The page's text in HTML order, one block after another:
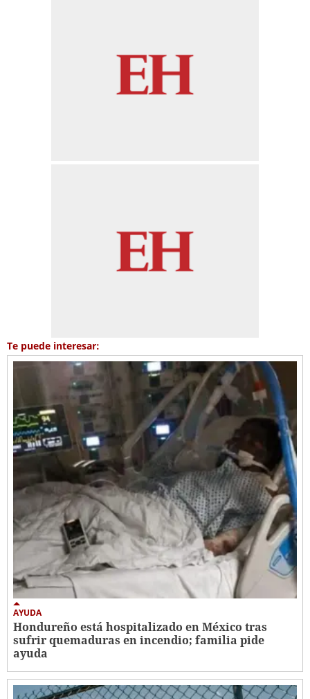
Te puede interesar:
AYUDA
Hondureño está hospitalizado en México tras
sufrir quemaduras en incendio; familia pide
ayuda